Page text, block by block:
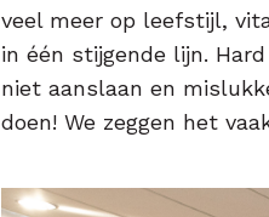
veel meer op leefstijl,
in één stijgende lijn.
niet aanslaan en
doen! We zeggen het